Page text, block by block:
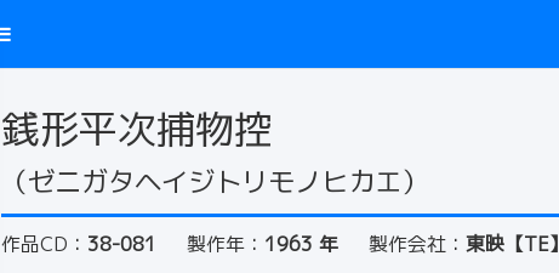
銭形平次捕物控
（ゼニガタヘイジトリモノヒカエ）
作品CD： 38-081 製作年： 1963 年 製作会社： 東映【TE】